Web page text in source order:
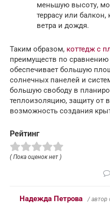
меньшую высоту,
террасу или
ветра и дождя.
Таким образом, коттедж с
преимуществ по сравнению
обеспечивает большую
солнечных панелей и
большую свободу в
теплоизоляцию, защиту от
возможность создания
Рейтинг
( Пока оценок нет )
Надежда Петрова / автор